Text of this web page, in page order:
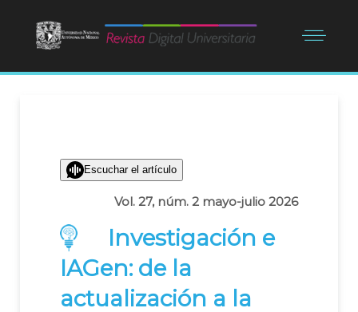
Escuchar el artículo
Vol. 27, núm. 2 mayo-julio 2026
Investigación e
IAGen: de la
actualización a la